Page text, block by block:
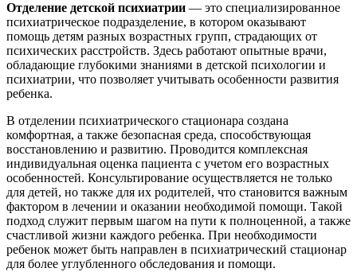
Отделение детской психиатрии — это специализированное
психиатрическое подразделение, в котором оказывают
помощь детям разных возрастных групп, страдающих от
психических расстройств. Здесь работают опытные врачи,
обладающие глубокими знаниями в детской психологии и
психиатрии, что позволяет учитывать особенности развития
ребенка.
В отделении психиатрического стационара создана
комфортная, а также безопасная среда, способствующая
восстановлению и развитию. Проводится комплексная
индивидуальная оценка пациента с учетом его возрастных
особенностей. Консультирование осуществляется не только
для детей, но также для их родителей, что становится важным
фактором в лечении и оказании необходимой помощи. Такой
подход служит первым шагом на пути к полноценной, а также
счастливой жизни каждого ребенка. При необходимости
ребенок может быть направлен в психиатрический стационар
для более углубленного обследования и помощи.